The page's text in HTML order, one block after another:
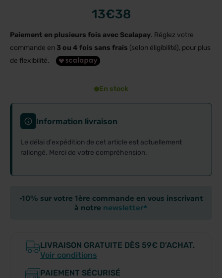
13€38
Paiement en plusieurs fois avec Scalapay. Réglez votre
commande en 3 ou 4 fois sans frais (selon éligibilité), pour plus
de flexibilité.
En stock
Information livraison
Le délai d'expédition de cet article est actuellement
rallongé. Merci de votre compréhension.
-10% sur votre 1ère commande en vous inscrivant
à notre newsletter*
LIVRAISON GRATUITE DÈS 59€ D’ACHAT.
Voir conditions
PAIEMENT SÉCURISÉ